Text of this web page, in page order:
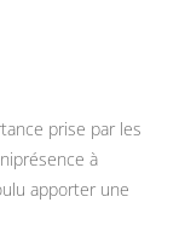
prise par les
à
apporter une